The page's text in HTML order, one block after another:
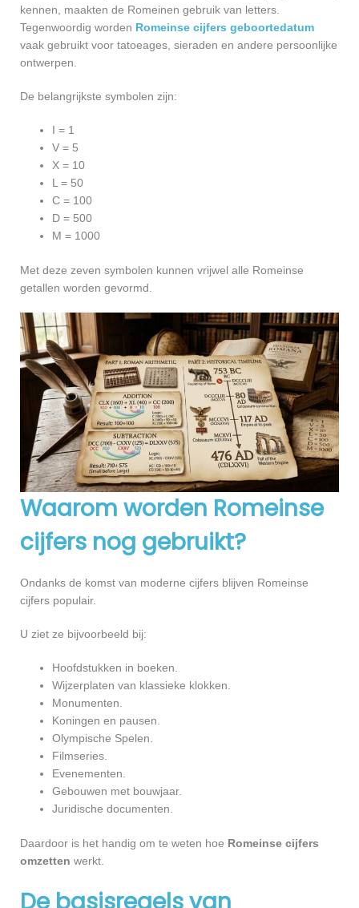
kennen, maakten de Romeinen gebruik van letters.
Tegenwoordig worden Romeinse cijfers geboortedatum
vaak gebruikt voor tatoeages, sieraden en andere persoonlijke
ontwerpen.
De belangrijkste symbolen zijn:
I = 1
V = 5
X = 10
L = 50
C = 100
D = 500
M = 1000
Met deze zeven symbolen kunnen vrijwel alle Romeinse
getallen worden gevormd.
Waarom worden Romeinse
cijfers nog gebruikt?
Ondanks de komst van moderne cijfers blijven Romeinse
cijfers populair.
U ziet ze bijvoorbeeld bij:
Hoofdstukken in boeken.
Wijzerplaten van klassieke klokken.
Monumenten.
Koningen en pausen.
Olympische Spelen.
Filmseries.
Evenementen.
Gebouwen met bouwjaar.
Juridische documenten.
Daardoor is het handig om te weten hoe Romeinse cijfers
omzetten werkt.